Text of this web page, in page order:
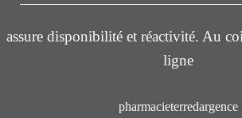
assure disponibilité et réactivité. Au
ligne
pharmacieterredargence